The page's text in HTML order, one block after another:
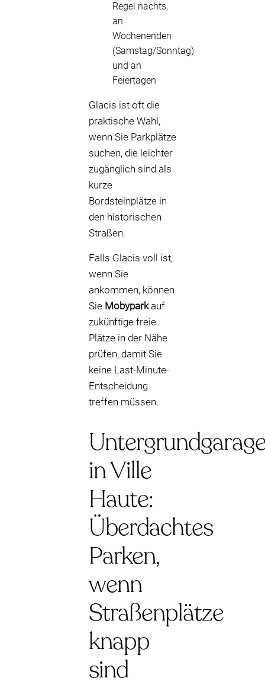
Regel nachts,
an
Wochenenden
(Samstag/Sonntag)
und an
Feiertagen
Glacis ist oft die
praktische Wahl,
wenn Sie Parkplätze
suchen, die leichter
zugänglich sind als
kurze
Bordsteinplätze in
den historischen
Straßen.
Falls Glacis voll ist,
wenn Sie
ankommen, können
Sie Mobyparkauf
zukünftige freie
Plätze in der Nähe
prüfen, damit Sie
keine Last-Minute-
Entscheidung
treffen müssen.
in Ville
Haute:
Überdachtes
Parken,
wenn
Straßenplätze
knapp
sind